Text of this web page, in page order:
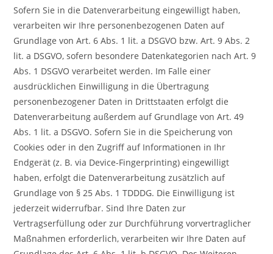
Sofern Sie in die Datenverarbeitung eingewilligt haben,
verarbeiten wir Ihre personenbezogenen Daten auf
Grundlage von Art. 6 Abs. 1 lit. a DSGVO bzw. Art. 9 Abs. 2
lit. a DSGVO, sofern besondere Datenkategorien nach Art. 9
Abs. 1 DSGVO verarbeitet werden. Im Falle einer
ausdrücklichen Einwilligung in die Übertragung
personenbezogener Daten in Drittstaaten erfolgt die
Datenverarbeitung außerdem auf Grundlage von Art. 49
Abs. 1 lit. a DSGVO. Sofern Sie in die Speicherung von
Cookies oder in den Zugriff auf Informationen in Ihr
Endgerät (z. B. via Device-Fingerprinting) eingewilligt
haben, erfolgt die Datenverarbeitung zusätzlich auf
Grundlage von § 25 Abs. 1 TDDDG. Die Einwilligung ist
jederzeit widerrufbar. Sind Ihre Daten zur
Vertragserfüllung oder zur Durchführung vorvertraglicher
Maßnahmen erforderlich, verarbeiten wir Ihre Daten auf